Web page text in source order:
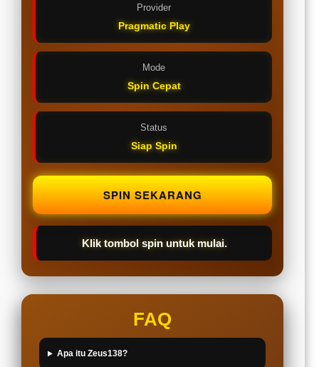
Provider
Pragmatic Play
Mode
Spin Cepat
Status
Siap Spin
SPIN SEKARANG
Klik tombol spin untuk mulai.
FAQ
Apa itu Zeus138?